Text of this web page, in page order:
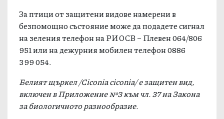
За птици от защитени видове намерени в
безпомощно състояние може да подадете сигнал
на зеления телефон на РИОСВ – Плевен 064/806
951 или на дежурния мобилен телефон 0886
399 054.
Белият щъркел /Ciconia ciconia/ е защитен вид,
включен в Приложение №3 към чл. 37 на Закона
за биологичното разнообразие.